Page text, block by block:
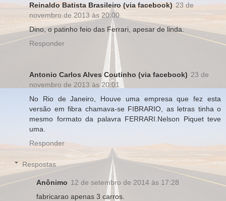
Reinaldo Batista Brasileiro (via facebook) 23 de
novembro de 2013 às 20:00
Dino, o patinho feio das Ferrari, apesar de linda.
Responder
Antonio Carlos Alves Coutinho (via facebook) 23 de
novembro de 2013 às 20:01
No Rio de Janeiro, Houve uma empresa que fez esta
versão em fibra chamava-se FIBRARIO, as letras tinha o
mesmo formato da palavra FERRARI.Nelson Piquet teve
uma.
Responder
Respostas
Anônimo 12 de setembro de 2014 às 17:28
fabricarao apenas 3 carros.